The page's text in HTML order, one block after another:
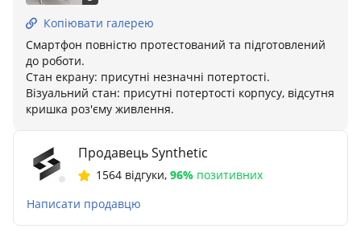
Копіювати галерею
Смартфон повністю протестований та підготовлений
до роботи.
Стан екрану: присутні незначні потертості.
Візуальний стан: присутні потертості корпусу, відсутня
кришка роз'єму живлення.
Продавець Synthetic
1564 відгуки, 96% позитивних
Написати продавцю